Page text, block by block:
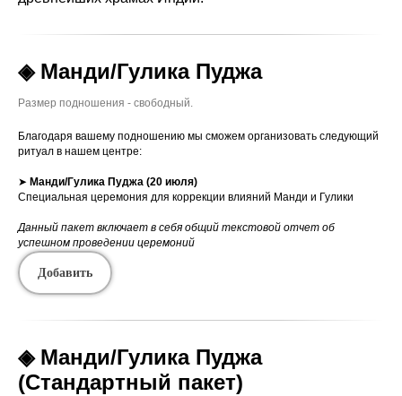
◈ Манди/Гулика Пуджа
Размер подношения - свободный.
Благодаря вашему подношению мы сможем организовать следующий
ритуал в нашем центре:
➤ Манди/Гулика Пуджа (20 июля)
Специальная церемония для коррекции влияний Манди и Гулики
Данный пакет включает в себя общий текстовой отчет об
успешном проведении церемоний
Добавить
◈ Манди/Гулика Пуджа
(Стандартный пакет)